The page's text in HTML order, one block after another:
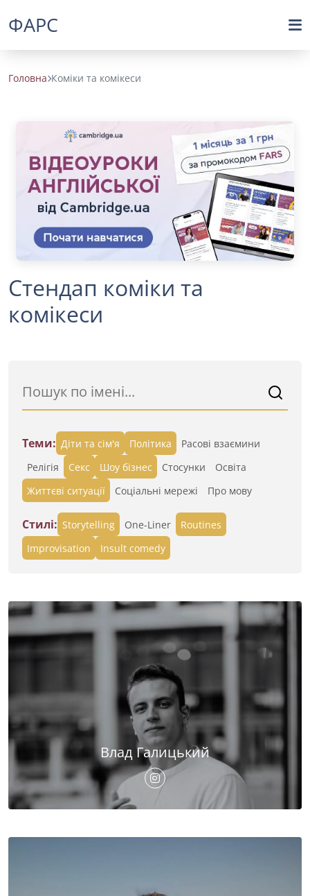
ФАРС
Головна Коміки та комікеси
Стендап коміки та
комікеси
Теми: Діти та сім'я Політика
Расові взаємини
Релігія
Секс Шоу бізнес Стосунки
Освіта
Життєві ситуації
Cоціальні мережі Про мову
Стилі: Storytelling One-Liner
Routines
Improvisation
Insult comedy
Влад Галицький